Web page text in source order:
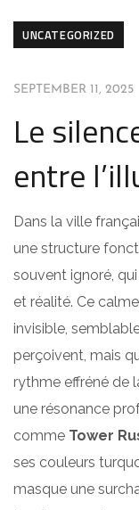
UNCATEGORIZED
SEPTEMBER 11, 2025
Le
entre
Dans la ville
une structure
souvent ignoré,
et réalité. Ce
invisible,
perçoivent, mais
rythme effréné de
une résonance
comme Tower
ses couleurs
masque une